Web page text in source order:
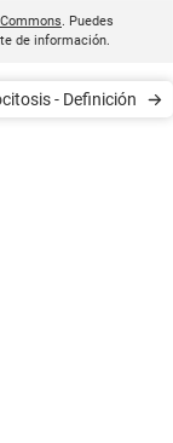
. Puedes
de información.
- Definición